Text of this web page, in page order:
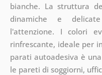
bianche. La struttura
dinamiche e
l'attenzione. I colori
rinfrescante, ideale per
parati autoadesiva è
le pareti di soggiorni,